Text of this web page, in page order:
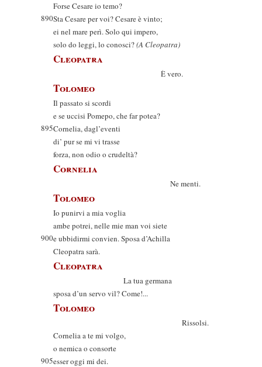
Forse Cesare io temo?
890Sta Cesare per voi? Cesare è vinto;
ei nel mare perì. Solo qui impero,
solo do leggi, lo conosci?(A Cleopatra)
Cleopatra
È vero.
Tolomeo
Il passato si scordi
e se uccisi Pomepo, che far potea?
895Cornelia, dagl’eventi
di’ pur se mi vi trasse
forza, non odio o crudeltà?
Cornelia
Ne menti.
Tolomeo
Io punirvi a mia voglia
ambe potrei, nelle mie man voi siete
900e ubbidirmi convien. Sposa d’Achilla
Cleopatra sarà.
Cleopatra
La tua germana
sposa d’un servo vil? Come!...
Tolomeo
Rissolsi.
Cornelia a te mi volgo,
o nemica o consorte
905esser oggi mi dei.